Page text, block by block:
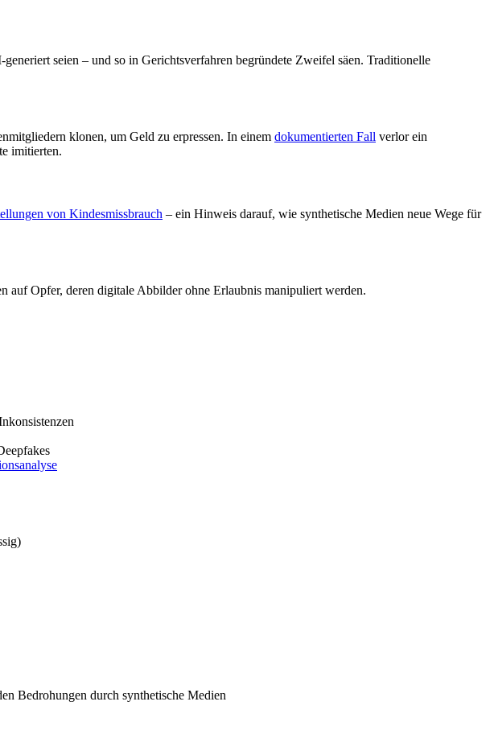
seien – und so in Gerichtsverfahren begründete Zweifel säen. Traditionelle
klonen, um Geld zu erpressen. In einem dokumentierten Fall verlor ein
imitierten.
von Kindesmissbrauch – ein Hinweis darauf, wie synthetische Medien neue Wege für
auf Opfer, deren digitale Abbilder ohne Erlaubnis manipuliert werden.
Bedrohungen durch synthetische Medien